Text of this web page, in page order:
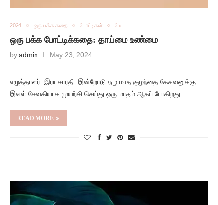
2024 ஒரு பக்க கதை போட்டிகள் மே
ஒரு பக்க போட்டிக்கதை: தாய்மை உண்மை
by admin May 23, 2024
எழுத்தாளர்: இரா சாரதி இன்றோடு ஏழு மாத குழந்தை கேசவனுக்கு
இவள் சேவகியாக முயற்சி செய்து ஒரு மாதம் ஆகப் போகிறது.…
READ MORE